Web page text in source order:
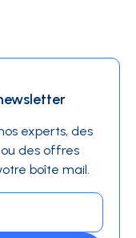
experts, des
des offres
boîte mail.